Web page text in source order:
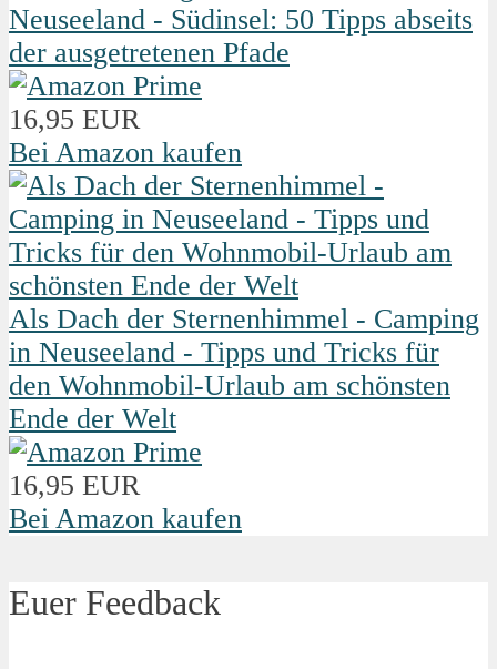
Neuseeland - Südinsel: 50 Tipps abseits
der ausgetretenen Pfade
16,95 EUR
Bei Amazon kaufen
Als Dach der Sternenhimmel - Camping
in Neuseeland - Tipps und Tricks für
den Wohnmobil-Urlaub am schönsten
Ende der Welt
16,95 EUR
Bei Amazon kaufen
Euer Feedback